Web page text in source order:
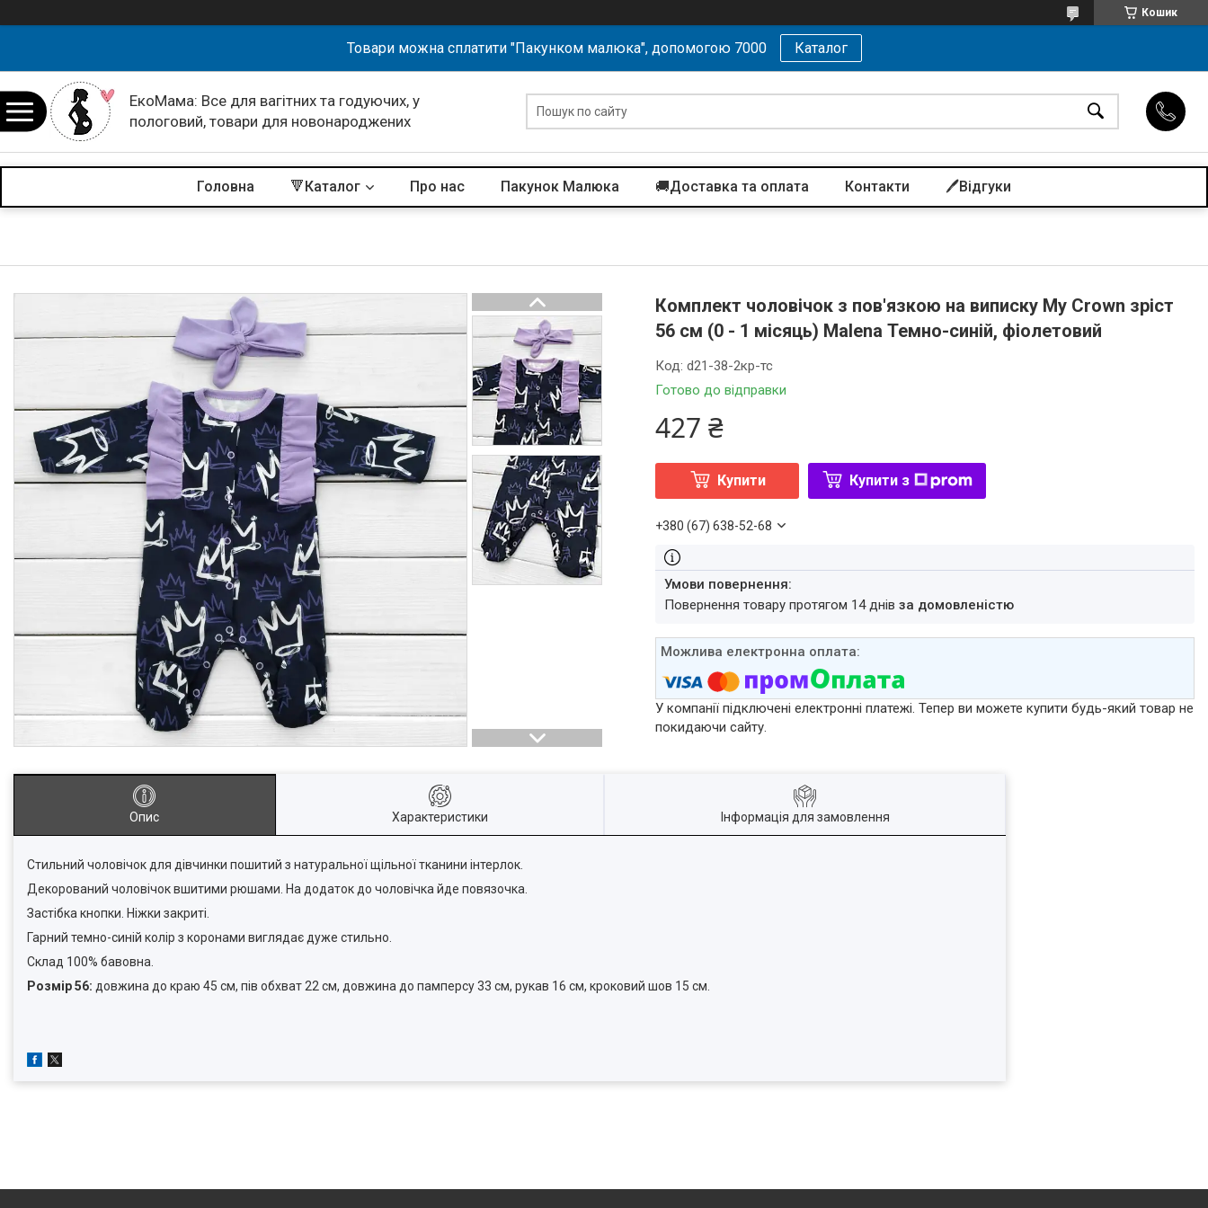
Кошик
Товари можна сплатити "Пакунком малюка", допомогою 7000 Каталог
ЕкоМама: Все для вагітних та годуючих, у
пологовий, товари для новонароджених
Головна 🔻Каталог Про нас Пакунок Малюка 🚚Доставка та оплата Контакти 🖊️Відгуки
Комплект чоловічок з пов'язкою на виписку My Crown зріст
56 см (0 - 1 місяць) Malena Темно-синій, фіолетовий
Готово до відправки
Код:d21-38-2кр-тс
427 ₴
Купити Купити з
+380 (67) 638-52-68
повернення товару протягом 14 днівза домовленістю
У компанії підключені електронні платежі. Тепер ви можете купити будь-який товар не
покидаючи сайту.
Опис Характеристики Інформація для замовлення
Стильний чоловічок для дівчинки пошитий з натуральної щільної тканини інтерлок.
Декорований чоловічок вшитими рюшами. На додаток до чоловічка йде повязочка.
Застібка кнопки. Ніжки закриті.
Гарний темно-синій колір з коронами виглядає дуже стильно.
Склад 100% бавовна.
Розмір 56: довжина до краю 45 см, пів обхват 22 см, довжина до памперсу 33 см, рукав 16 см, кроковий шов 15 см.